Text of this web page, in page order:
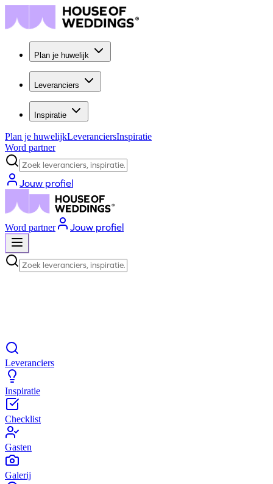
Plan je huwelijk
Leveranciers
Inspiratie
Plan je huwelijkLeveranciersInspiratie
Word partner
Zoek leveranciers, inspiratie...
Jouw profiel
Word partner Jouw profiel
Zoek leveranciers, inspiratie...
Leveranciers
Inspiratie
Checklist
Gasten
Galerij